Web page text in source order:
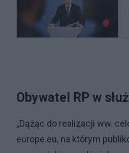
Obywatel RP w
„Dążąc do realizacji ww.
europe.eu, na którym